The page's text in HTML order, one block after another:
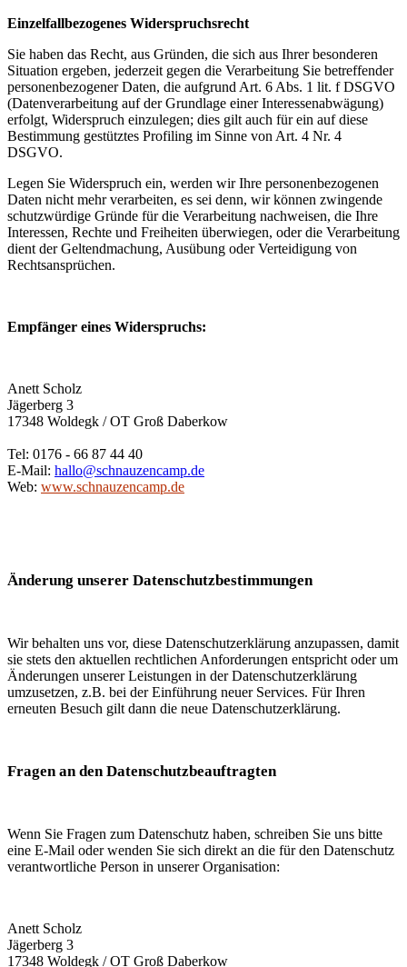
Einzelfallbezogenes Widerspruchsrecht
Sie haben das Recht, aus Gründen, die sich aus Ihrer besonderen
Situation ergeben, jederzeit gegen die Verarbeitung Sie betreffender
personenbezogener Daten, die aufgrund Art. 6 Abs. 1 lit. f DSGVO
(Datenverarbeitung auf der Grundlage einer Interessenabwägung)
erfolgt, Widerspruch einzulegen; dies gilt auch für ein auf diese
Bestimmung gestütztes Profiling im Sinne von Art. 4 Nr. 4
DSGVO.
Legen Sie Widerspruch ein, werden wir Ihre personenbezogenen
Daten nicht mehr verarbeiten, es sei denn, wir können zwingende
schutzwürdige Gründe für die Verarbeitung nachweisen, die Ihre
Interessen, Rechte und Freiheiten überwiegen, oder die Verarbeitung
dient der Geltendmachung, Ausübung oder Verteidigung von
Rechtsansprüchen.
Empfänger eines Widerspruchs:
Anett Scholz
Jägerberg 3
17348 Woldegk / OT Groß Daberkow
Tel: 0176 - 66 87 44 40
E-Mail: hallo@schnauzencamp.de
Web: www.schnauzencamp.de
Änderung unserer Datenschutzbestimmungen
Wir behalten uns vor, diese Datenschutzerklärung anzupassen, damit
sie stets den aktuellen rechtlichen Anforderungen entspricht oder um
Änderungen unserer Leistungen in der Datenschutzerklärung
umzusetzen, z.B. bei der Einführung neuer Services. Für Ihren
erneuten Besuch gilt dann die neue Datenschutzerklärung.
Fragen an den Datenschutzbeauftragten
Wenn Sie Fragen zum Datenschutz haben, schreiben Sie uns bitte
eine E-Mail oder wenden Sie sich direkt an die für den Datenschutz
verantwortliche Person in unserer Organisation:
Anett Scholz
Jägerberg 3
17348 Woldegk / OT Groß Daberkow